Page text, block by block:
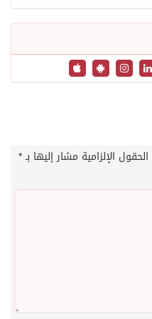
الحقول الإلزامية مشار إليها بـ*